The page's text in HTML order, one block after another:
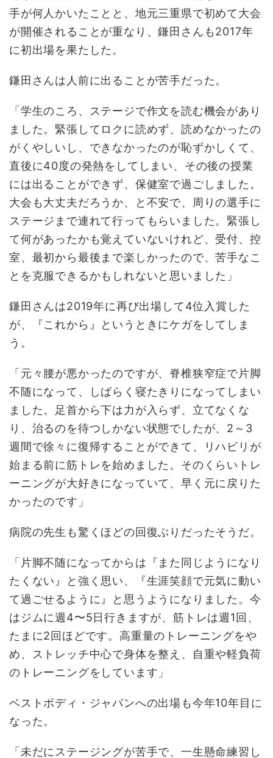
手が何人かいたことと、地元三重県で初めて大会
が開催されることが重なり、鎌田さんも2017年
に初出場を果たした。
鎌田さんは人前に出ることが苦手だった。
「学生のころ、ステージで作文を読む機会があり
ました。緊張してロクに読めず、読めなかったの
がくやしいし、できなかったのが恥ずかしくて、
直後に40度の発熱をしてしまい、その後の授業
には出ることができず、保健室で過ごしました。
大会も大丈夫だろうか、と不安で、周りの選手に
ステージまで連れて行ってもらいました。緊張し
て何があったかも覚えていないけれど、受付、控
室、最初から最後まで楽しかったので、苦手なこ
とを克服できるかもしれないと思いました」
鎌田さんは2019年に再び出場して4位入賞した
が、『これから』というときにケガをしてしま
う。
「元々腰が悪かったのですが、脊椎狭窄症で片脚
不随になって、しばらく寝たきりになってしまい
ました。足首から下は力が入らず、立てなくな
り、治るのを待つしかない状態でしたが、2～3
週間で徐々に復帰することができて、リハビリが
始まる前に筋トレを始めました。そのくらいトレ
ーニングが大好きになっていて、早く元に戻りた
かったのです」
病院の先生も驚くほどの回復ぶりだったそうだ。
「片脚不随になってからは『また同じようになり
たくない』と強く思い、『生涯笑顔で元気に動い
て過ごせるように』と思うようになりました。今
はジムに週4〜5日行きますが、筋トレは週1回、
たまに2回ほどです。高重量のトレーニングをや
め、ストレッチ中心で身体を整え、自重や軽負荷
のトレーニングをしています」
ベストボディ・ジャパンへの出場も今年10年目に
なった。
「未だにステージングが苦手で、一生懸命練習し